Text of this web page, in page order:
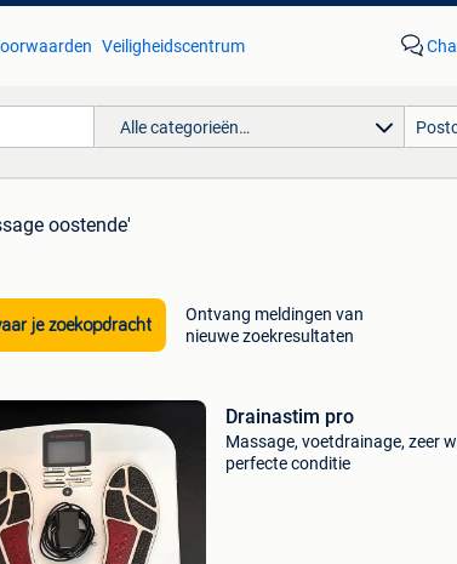
Veiligheidscentrum
Alle categorieën…
oostende'
je zoekopdracht
Ontvang meldingen van
nieuwe zoekresultaten
Drainastim pro
Massage, voetdrainage, zeer
perfecte conditie